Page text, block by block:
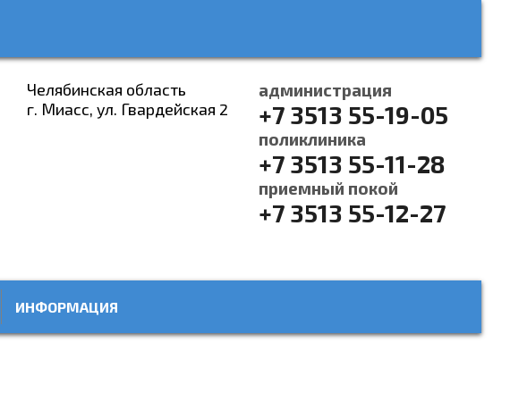
Челябинская область
г. Миасс, ул. Гвардейская 2
администрация
+7 3513 55-19-05
поликлиника
+7 3513 55-11-28
приемный покой
+7 3513 55-12-27
ИНФОРМАЦИЯ